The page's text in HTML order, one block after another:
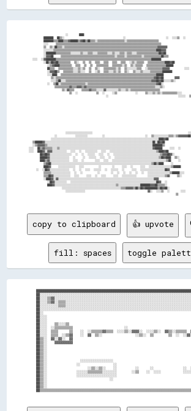
░░
████████  ██▒▒░░                                ░░                      ░░
          ████████▒▒▒▒████▒▒▒▒▓▓██████▒▒▓▓██▒▒██▒▒▒▒░░▒▒▒▒▒▒▒▒▒▒▒▒▒▒▒▒▒▒▒▒▒▒░░▒▒▒▒▒▒▒▒▒▒▒▒▒▒▒▒▒▒▒▒▒▒▒▒▒▒
░░░░
          ▒▒  ▒▒░░██▒▒▒▒░░▒▒▒▒▒▒▒▒▒▒▒▒▒▒▒▒▒▒▒▒▒▒▒▒▒▒▒▒▒▒▒▒▒▒▒▒▒▒▒▒▒▒▒▒▒▒▒▒▒▒▒▒▒▒▒▒▒▒▒▒▒▒▒▒▒▒▒▒▒▒▒▒▒▒▒▒▓▓▓▓▓▓▓▓
          ░░░░░░░░▒▒▒▒▒▒▒▒▒▒▒▒▒▒▒▒▒▒▒▒▒▒▒▒▒▒▒▒▒▒▒▒▒▒▒▒▒▒▒▒▒▒▒▒▒▒▒▒▒▒▒▒▒▒▒▒▒▒▒▒▒▒▒▒▒▒▒▒▒▒▒▒▒▒▒▒▒▒▒▒▒▒▒▒████▓▓▓▓
          ░░████████▒▒▒▒▒▒▒▒▒▒▒▒░░░░░░░░▒▒░░░░▒▒▒▒░░░░▒▒▒▒▒▒▒▒░░░░▒▒░░░░▒▒▒▒░░▒▒▒▒░░░░▒▒▒▒▒▒▒▒▒▒▒▒▒▒▒▒▒▒██▓▓██
          ░░▓▓▓▓██    ▒▒▒▒▒▒▒▒▒▒▒▒▒▒▒▒▒▒▒▒▒▒▒▒▒▒▒▒▒▒▒▒▒▒▒▒▒▒▒▒▒▒▒▒░░▒▒▒▒▒▒░░▒▒▒▒▒▒▒▒▒▒▒▒░░▒▒▒▒▒▒▒▒▒▒▒▒▒▒██▒▒▒▒
    ░░░░  ░░▓▓████████▒▒▒▒▒▒▒▒▒▒▒▒▒▒▒▒▒▒▒▒▒▒▒▒▒▒▒▒▒▒▒▒▒▒▒▒▒▒▒▒▒▒▒▒▒▒▒▒▒▒▒▒▒▒▒▒▒▒▒▒▒▒▒▒▒▒▒▒▒▒▒▒▒▒▒▒▒▒████████
░░██▒▒██▓▓██▒▒▒▒▒▒▒▒▒▒  ▒▒░░  ▒▒  ▒▒  ▒▒▒▒  ▒▒▒▒  ▒▒▒▒  ▒▒▒▒  ░░▒▒░░▒▒▒▒▒▒  ▒▒▒▒▒▒▒▒▒▒▒▒▒▒████▓▓██
░░▒▒▓▓████▒▒▒▒▒▒▒▒▒▒  ▒▒▒▒  ▒▒  ▒▒  ▒▒▒▒▒▒▒▒▒▒  ▒▒▒▒▒▒▒▒░░▒▒  ▒▒░░▒▒▒▒▒▒
██▒▒▒▒  ▒▒▒▒▒▒▒▒▒▒▒▒░░░░▒▒░░▒▒  ▒▒  ▒▒░░  ▒▒▒▒▒▒▒▒▒▒░░▒▒  ▒▒░░░░░░░░▒▒▒▒  ░░▒▒▒▒▒▒▒▒▒▒▒▒▓▓▓▓▓▓
░░▓▓▓▓██▒▒  ▒▒▒▒▒▒▒▒░░░░▒▒░░░░  ▒▒  ░░▒▒  ▒▒▒▒░░░░▒▒░░▒▒  ▒▒░░
            ░░░░████  ▒▒▒▒▒▒▒▒▒▒▒▒▒▒▒▒▒▒▒▒▒▒▒▒▒▒▒▒▒▒▒▒▒▒▒▒▒▒▒▒▒▒▒▒▒▒▒▒▒▒▒▒▒▒▒▒▒▒▒▒▒▒▒▒▒▒▒▒▒▒▒▒▒▒▒▒▒▒██████
              ▒▒░░▒▒▒▒▒▒▒▒▒▒▒▒▒▒▒▒▒▒▒▒▒▒▒▒▒▒▒▒▒▒▒▒▒▒▒▒▒▒▒▒▒▒▒▒▒▒▒▒▒▒▒▒▒▒▒▒▒▒▒▒▒▒▒▒▒▒▒▒▒▒▒▒▒▒▒▒▒▒▒▒▓▓██▓▓██      ▓▓▓▓
              ░░░░▒▒██░░░░▒▒▒▒▒▒▒▒▒▒▒▒▒▒▒▒▒▒▒▒▒▒▒▒▒▒▒▒▒▒▒▒▒▒▒▒▒▒▒▒▒▒▒▒▒▒▒▒▒▒▒▒▒▒▒▒▒▒▒▒▒▒▒▒▒▒▒▒▒▒▓▓▓▓██▓▓██░░░░░░▒▒░░
            ░░  ▒▒██░░▒▒▒▒▒▒▒▒▒▒▒▒▒▒▒▒▒▒▒▒░░▒▒▒▒▒▒▒▒▒▒▒▒▒▒▒▒▒▒▒▒▒▒▒▒▒▒▒▒▒▒▒▒▒▒▒▒▒▒▒▒▒▒▒▒▒▒▒▒▒▒▒▒▒▒▒▒▓▓██░░
▒▒░░▓▓▒▒▒▒
▒▒  ░░          ▒▒  ░░    ░░▒▒          ░░
░░
░░░░░░░░░░░░░░░░░░░░░░
░░          ░░░░░░░░░░        ░░                      ░░
              ░░░░░░░░░░░░░░░░░░░░░░░░░░░░░░░░░░░░░░░░░░░░░░░░░░░░░░░░░░░░░░░░░░░░░░░░░░░░░░░░░░░░░░░░████▓▓██
    ▒▒██████▓▓░░░░░░░░░░░░░░░░░░░░░░░░░░░░░░░░░░░░░░░░░░░░░░░░░░░░░░░░░░░░░░░░░░░░░░░░░░░░░░░░░░░░░░░░██░░██▓▓██
    ░░▒▒▓▓▓▓▓▓▒▒░░░░░░░░░░░░░░░░░░░░░░░░░░░░░░░░░░░░░░░░░░░░░░░░░░░░░░░░░░░░░░░░░░░░░░░░░░░░░░░░░░░░░░████████▒▒
  ░░░░  ██▒▒▓▓▒▒▒▒▒▒░░░░▒▒░░░░░░░░░░░░░░░░░░░░░░░░░░░░░░░░░░░░░░░░░░░░░░░░░░░░░░░░░░░░░░░░░░░░░░░░░░░░▓▓██████    ░░░░  ░░
  ░░░░  ████▓▓░░▓▓▓▓░░░░░░░░░░░░  ░░░░  ░░  ░░░░░░░░░░  ░░░░  ░░░░░░░░░░░░░░░░░░░░░░░░░░░░░░░░░░░░░░▒▒████▓▓██
        ██▓▓██▓▓░░░░░░░░░░░░░░░░░░  ░░  ░░  ░░░░░░  ░░░░  ░░  ░░░░░░░░░░░░░░░░░░░░░░░░░░░░░░░░░░░░░░▒▒▓▓▓▓██▓▓░░
██████▓▓░░░░░░░░░░░░░░░░  ░░    ░░  ░░░░░░  ░░░░  ░░  ░░░░░░░░░░░░░░░░░░░░░░░░░░░░░░░░░░░░▒▒██▓▓████
████▒▒▓▓░░░░░░░░░░░░░░░░  ░░░░  ░░      ░░░░  ░░░░  ░░░░░░░░░░░░░░░░░░░░░░░░░░░░░░░░░░░░░░░░░░░░▒▒██
          ▒▒▓▓██░░░░░░░░░░░░░░░░░░░░░░░░░░░░░░░░░░░░░░░░░░░░░░░░░░░░░░░░░░░░░░░░░░░░░░░░░░░░░░░░░░▒▒██▒▒████    ░░
████▓▓    ░░░░░░░░░░░░░░  ░░░░        ░░      ░░    ░░░░  ░░    ░░░░
░░  ░░██▓▓░░░░░░░░░░░░░░░░  ░░  ░░  ░░░░  ░░░░░░  ░░  ░░░░░░  ░░    ░░░░
▒▒▒▒▒▒░░░░░░░░░░░░░░░░  ░░  ░░        ░░      ░░  ░░  ░░  ░░  ░░  ░░
▒▒▒▒██▓▓░░░░░░░░░░░░░░  ░░░░    ░░░░  ░░  ░░░░    ░░░░  ░░░░░░░░░░░░      ░░░░░░░░░░░░░░▒▒▓▓
          ░░████▓▓░░▓▓░░░░░░░░░░░░░░░░░░░░░░░░░░░░░░░░░░░░░░░░░░░░░░░░░░░░░░░░░░░░░░░░░░░░░░░░░░░░░░▓▓▓▓
            ░░██▓▓░░░░░░░░░░  ░░░░░░░░░░░░░░░░░░░░░░░░░░░░░░░░░░░░░░░░░░░░░░░░░░░░░░░░░░░░░░░░░░░░░░██▓▓  ░░
            ████▓▓░░░░░░░░░░░░░░░░░░░░░░░░░░░░░░░░░░░░░░░░░░░░░░░░░░▒▒░░░░░░░░░░░░░░░░░░████████▓▓▓▓██▒▒▒▒▒▒░░
░░░░░░░░░░░░░░░░                                  ▓▓░░  ░░░░▒▒
copy to clipboard 👍 upvote
fill: spaces toggle palette
██░░
██░░░░
██░░░░
██░░░░    ▒▒░░░░▒▒
██░░░░  ░░▒▒▒▒▒▒▒▒▒▒                            ░░
██░░░░  ▒▒▒▒      ▒▒    ░░  ░░▒▒▒▒▒▒▓▓▒▒▒▒  ░░░░▒▒░░▓▓▓▓░░  ░░░░▒▒░░
██░░░░  ▒▒▒▒  ░░▒▒▓▓    ░░  ▓▓  ▒▒░░                  ░░▒▒░░  ▒▒        ▒▒  ░░
██▒▒░░  ▓▓░░▓▓░░  ▓▓
██▒▒░░    ▓▓▓▓▓▓▓▓▓▓
██▒▒░░
██▒▒░░
██▒▒░░
██▒▒░░
██▒▒░░                  ░░░░░░░░░░░░░░░░░░
██▒▒░░                ░░                  ░░
██▒▒░░                      ░░▒▒░░▒▒░░    ░░          ░░      ░░                ░░
██▒▒░░                ░░░░░░▒▒▒▒▒▒▒▒░░░░░░░░        ░░▒▒    ░░  ░░░░
██▒▒░░                ░░░░░░░░░░░░░░░░░░░░░░
██▒▒░░                                  ░░
██▒▒░░
██▒▒░░